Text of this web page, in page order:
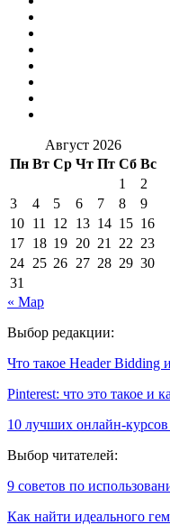
Август 2026
Пн Вт Ср Чт Пт Сб Вс
1
2
3
4 5 6 7 8
9
10 11 12 13 14 15 16
17 18 19 20 21 22 23
24 25 26 27 28 29 30
31
« Мар
Выбор редакции:
Что такое Header Bidding
Pinterest: что это такое и
10 лучших онлайн-
Выбор читателей:
9 советов по
Как найти идеального